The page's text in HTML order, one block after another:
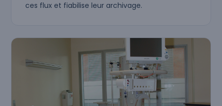
ces flux et fiabilise leur archivage.